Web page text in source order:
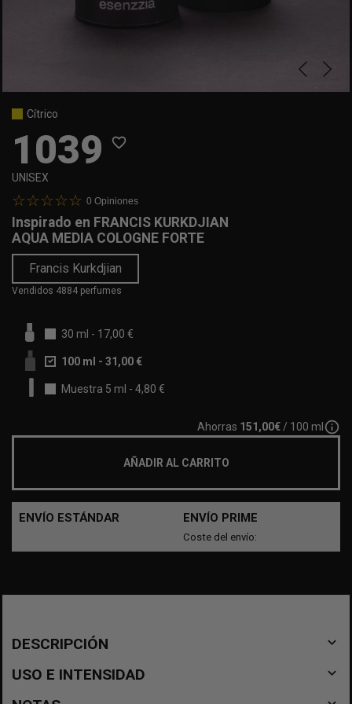
Cítrico
1039 favorite_border
UNISEX
0 Opiniones
Inspirado en FRANCIS KURKDJIAN
AQUA MEDIA COLOGNE FORTE
Francis Kurkdjian
Vendidos 4884 perfumes
30 ml - 17,00 €
100 ml - 31,00 €
Muestra 5 ml - 4,80 €
Ahorras 151,00€ / 100 ml info_outline
AÑADIR AL CARRITO
ENVÍO ESTÁNDAR ENVÍO PRIME
Coste del envío:
DESCRIPCIÓN navigate_before
USO E INTENSIDAD navigate_before